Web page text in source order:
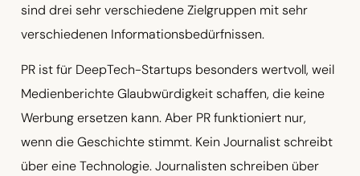
sind drei sehr verschiedene Zielgruppen mit sehr
verschiedenen Informationsbedürfnissen.
PR ist für DeepTech-Startups besonders wertvoll, weil
Medienberichte Glaubwürdigkeit schaffen, die keine
Werbung ersetzen kann. Aber PR funktioniert nur,
wenn die Geschichte stimmt. Kein Journalist schreibt
über eine Technologie. Journalisten schreiben über